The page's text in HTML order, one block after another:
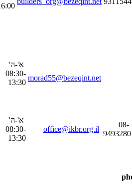
morad55@bezeqint.net
א'-ה'
08:30-
13:30
08-
9493280
office@ikbr.org.il
א'-ה'
08:30-
13:30